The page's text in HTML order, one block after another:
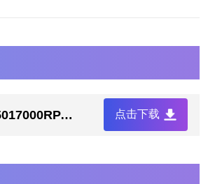
1624875017000RPA+AI开发者大赛项目说明-0625.pptx 点击下载